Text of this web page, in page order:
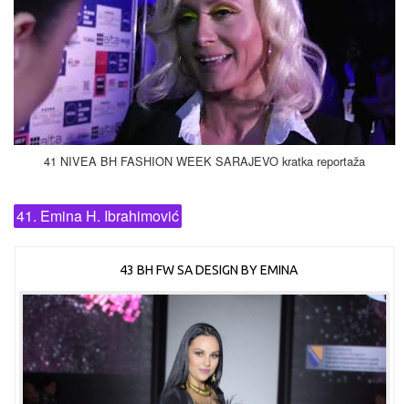
41 NIVEA BH FASHION WEEK SARAJEVO kratka reportaža
41. Emina H. Ibrahimović
43 BH FW SA DESIGN BY EMINA